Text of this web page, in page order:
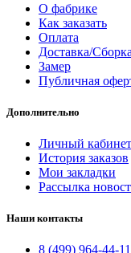
О фабрике
Как заказать
Оплата
Доставка/Сборка
Замер
Публичная
Дополнительно
Личный кабинет
История заказов
Мои закладки
Рассылка
Наши контакты
8 (499) 964-44-11